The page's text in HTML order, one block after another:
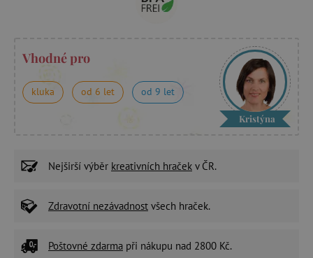
Vhodné pro
kluka od 6 let od 9 let
Kristýna
Nejširší výběr kreativních hraček v ČR.
Zdravotní nezávadnost všech hraček.
Poštovné zdarma při nákupu nad 2800 Kč.